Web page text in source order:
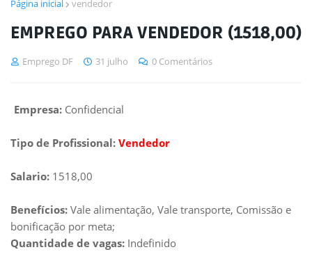
Página inicial vendedor
EMPREGO PARA VENDEDOR (1518,00)
Emprego DF 31 julho 0 Comentários
Empresa: Confidencial
Tipo de Profissional: Vendedor
Salario: 1518,00
Benefícios: Vale alimentação, Vale transporte, Comissão e
bonificação por meta;
Quantidade de vagas: Indefinido